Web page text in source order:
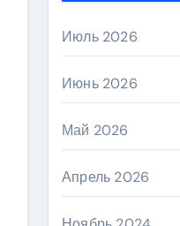
Июль 2026
Июнь 2026
Май 2026
Апрель 2026